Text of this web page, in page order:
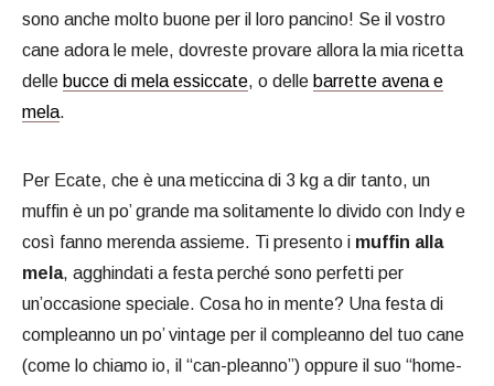
sono anche molto buone per il loro pancino! Se il vostro
cane adora le mele, dovreste provare allora la mia ricetta
delle bucce di mela essiccate, o delle barrette avena e
mela.
Per Ecate, che è una meticcina di 3 kg a dir tanto, un
muffin è un po’ grande ma solitamente lo divido con Indy e
così fanno merenda assieme. Ti presento i muffin alla
mela, agghindati a festa perché sono perfetti per
un’occasione speciale. Cosa ho in mente? Una festa di
compleanno un po’ vintage per il compleanno del tuo cane
(come lo chiamo io, il “can-pleanno”) oppure il suo “home-